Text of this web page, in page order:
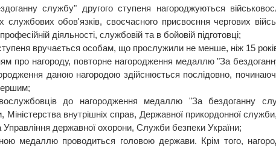
службу" другого ступеня нагороджуються
службових обов'язків, своєчасного присвоєння чергових
діяльності, службовій та в бойовій підготовці;
вручається особам, що прослужили не менше, ніж 15
про нагороду, повторне нагородження медаллю "За
даною нагородою здійснюється послідовно,
до нагородження медаллю "За бездоганну
Міністерства внутрішніх справ, Державної прикордонної
Управління державної охорони, Служби безпеки України;
медаллю проводиться головою держави. Крім того,